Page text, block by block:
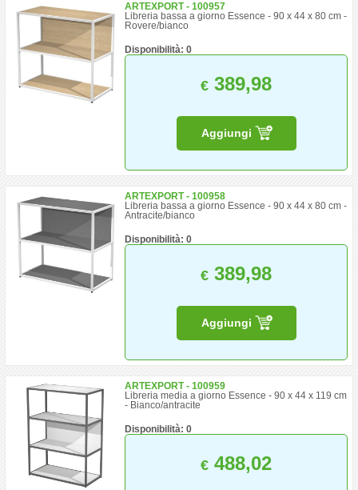
ARTEXPORT - 100957
Libreria bassa a giorno Essence - 90 x 44 x 80 cm -
Rovere/bianco
Disponibilità: 0
€ 389,98
Aggiungi
ARTEXPORT - 100958
Libreria bassa a giorno Essence - 90 x 44 x 80 cm -
Antracite/bianco
Disponibilità: 0
€ 389,98
Aggiungi
ARTEXPORT - 100959
Libreria media a giorno Essence - 90 x 44 x 119 cm
- Bianco/antracite
Disponibilità: 0
€ 488,02